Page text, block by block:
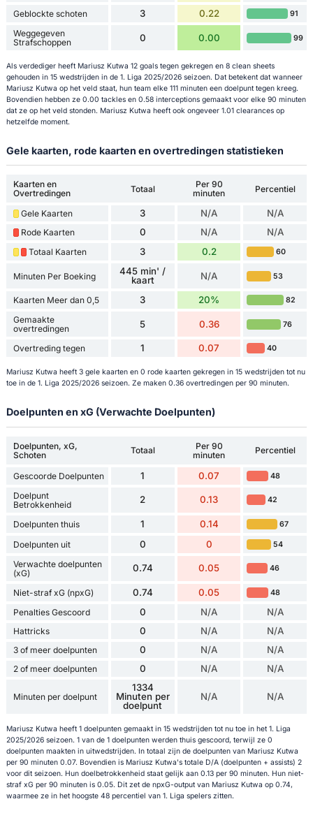
Geblockte schoten 3 0.22 91
Weggegeven
Strafschoppen
0 0.00 99
Als verdediger heeft Mariusz Kutwa 12 goals tegen gekregen en 8 clean sheets
gehouden in 15 wedstrijden in de 1. Liga 2025/2026 seizoen. Dat betekent dat wanneer
Mariusz Kutwa op het veld staat, hun team elke 111 minuten een doelpunt tegen kreeg.
Bovendien hebben ze 0.00 tackles en 0.58 interceptions gemaakt voor elke 90 minuten
dat ze op het veld stonden. Mariusz Kutwa heeft ook ongeveer 1.01 clearances op
hetzelfde moment.
Gele kaarten, rode kaarten en overtredingen statistieken
Kaarten en
Overtredingen
Totaal
Per 90
minuten
Percentiel
Gele Kaarten 3 N/A N/A
Rode Kaarten 0 N/A N/A
Totaal Kaarten 3 0.2 60
Minuten Per Boeking
445 min' /
kaart
N/A 53
Kaarten Meer dan 0,5 3 20% 82
Gemaakte
overtredingen
5 0.36 76
Overtreding tegen 1 0.07 40
Mariusz Kutwa heeft 3 gele kaarten en 0 rode kaarten gekregen in 15 wedstrijden tot nu
toe in de 1. Liga 2025/2026 seizoen. Ze maken 0.36 overtredingen per 90 minuten.
Doelpunten en xG (Verwachte Doelpunten)
Doelpunten, xG,
Schoten
Totaal
Per 90
minuten
Percentiel
Gescoorde Doelpunten 1 0.07 48
Doelpunt
Betrokkenheid
2 0.13 42
Doelpunten thuis 1 0.14 67
Doelpunten uit 0 0 54
Verwachte doelpunten
(xG)
0.74 0.05 46
Niet-straf xG (npxG) 0.74 0.05 48
Penalties Gescoord 0 N/A N/A
Hattricks 0 N/A N/A
3 of meer doelpunten 0 N/A N/A
2 of meer doelpunten 0 N/A N/A
Minuten per doelpunt
1334
Minuten per
doelpunt
N/A N/A
Mariusz Kutwa heeft 1 doelpunten gemaakt in 15 wedstrijden tot nu toe in het 1. Liga
2025/2026 seizoen. 1 van de 1 doelpunten werden thuis gescoord, terwijl ze 0
doelpunten maakten in uitwedstrijden. In totaal zijn de doelpunten van Mariusz Kutwa
per 90 minuten 0.07. Bovendien is Mariusz Kutwa's totale D/A (doelpunten + assists) 2
voor dit seizoen. Hun doelbetrokkenheid staat gelijk aan 0.13 per 90 minuten. Hun niet-
straf xG per 90 minuten is 0.05. Dit zet de npxG-output van Mariusz Kutwa op 0.74,
waarmee ze in het hoogste 48 percentiel van 1. Liga spelers zitten.